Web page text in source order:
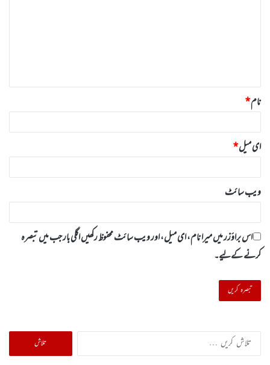
نام*
ای میل*
ویب‌ سائٹ
اس براؤزر میں میرا نام، ای میل، اور ویب سائٹ محفوظ رکھیں اگلی بار جب میں تبصرہ
کرنے کےلیے۔
تلاش
کریں